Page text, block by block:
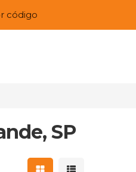
SP
Mostrar resultados
Mostrar